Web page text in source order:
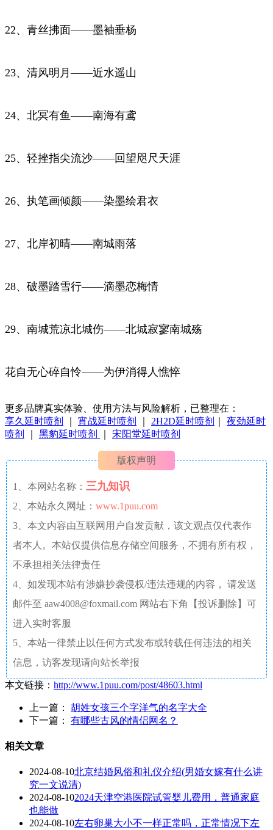
22、青丝拂面——墨袖垂杨
23、清风明月——近水遥山
24、北冥有鱼——南海有鸢
25、轻挫指尖流沙——回望咫尺天涯
26、执笔画倾颜——染墨绘君衣
27、北岸初晴——南城雨落
28、破墨踏雪行——滴墨恋梅情
29、南城荒凉北城伤——北城寂寥南城殇
花自无心碎自怜——为伊消得人憔悴
更多品牌真实体验、使用方法与风险解析，已整理在：
享久延时喷剂
宵战延时喷剂 2H2D延时喷剂
夜劲延时
喷剂
黑豹延时喷剂 宋阳堂延时喷剂
版权声明
1、本网站名称： 三九知识
2、本站永久网址： www.1puu.com
3、本文内容由互联网用户自发贡献，该文观点仅代表作
者本人。本站仅提供信息存储空间服务，不拥有所有权，
不承担相关法律责任
4、如发现本站有涉嫌抄袭侵权/违法违规的内容， 请发送
邮件至 aaw4008@foxmail.com 网站右下角【投诉删除】可
进入实时客服
5、本站一律禁止以任何方式发布或转载任何违法的相关
信息，访客发现请向站长举报
本文链接： http://www.1puu.com/post/48603.html
上一篇： 胡姓女孩三个字洋气的名字大全
下一篇： 有哪些古风的情侣网名？
相关文章
2024-08-10北京结婚风俗和礼仪介绍(男婚女嫁有什么讲
究一文说清)
2024-08-102024天津空港医院试管婴儿费用，普通家庭
也能做
2024-08-10左右卵巢大小不一样正常吗，正常情况下左